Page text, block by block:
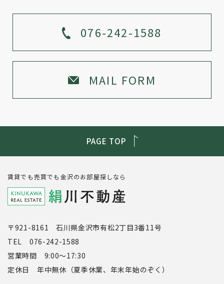
076-242-1588
MAIL FORM
PAGE TOP
賃貸でも売買でも金沢のお部屋探しなら
〒921-8161 石川県金沢市有松2丁目3番11号
TEL 076-242-1588
営業時間 9:00～17:30
定休日 年中無休（夏季休業、年末年始のぞく）